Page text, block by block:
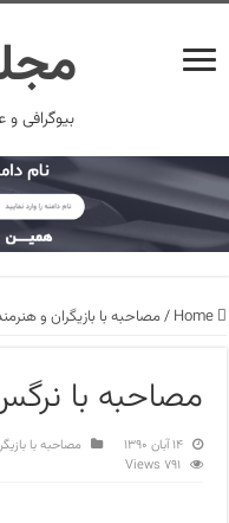
بیوگرافی
Home
/مصاحبه با بازیگران و
مصاحبه با
۱۴ آبان ۱۳۹۰ مصاحبه با
791 Views